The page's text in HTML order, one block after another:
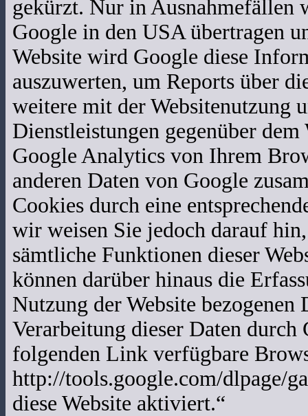
gekürzt. Nur in Ausnahmefällen
Google in den USA übertragen
Website wird Google diese
auszuwerten, um Reports über
weitere mit der Websitenutzung
Dienstleistungen gegenüber
Google Analytics von Ihrem
anderen Daten von Google
Cookies durch eine
wir weisen Sie jedoch darauf
sämtliche Funktionen dieser
können darüber hinaus die
Nutzung der Website
Verarbeitung dieser Daten
folgenden Link verfügbare
http://tools.google.com/dlpage/
diese Website aktiviert.“